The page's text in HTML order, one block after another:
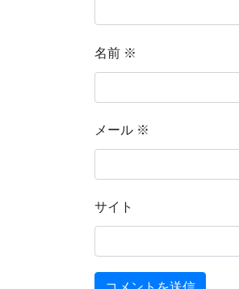
名前 ※
メール ※
サイト